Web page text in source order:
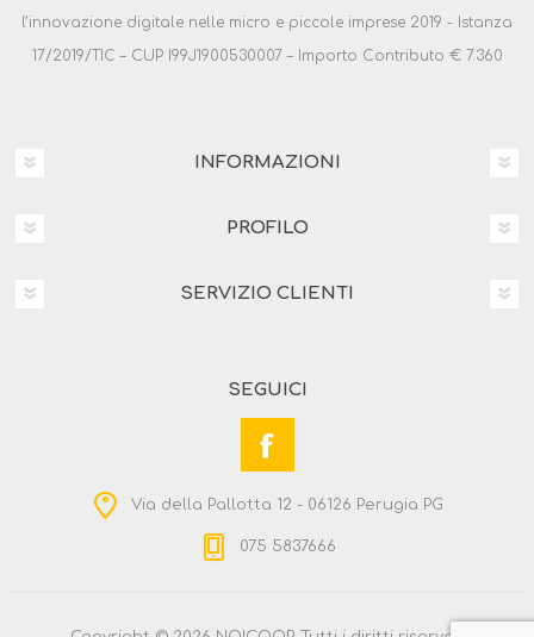
l’innovazione digitale nelle micro e piccole imprese 2019 - Istanza
17/2019/TIC – CUP I99J1900530007 – Importo Contributo € 7.360
INFORMAZIONI
PROFILO
SERVIZIO CLIENTI
SEGUICI
Via della Pallotta 12 - 06126 Perugia PG
075 5837666